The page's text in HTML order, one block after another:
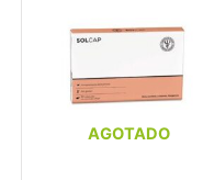
AGOTADO